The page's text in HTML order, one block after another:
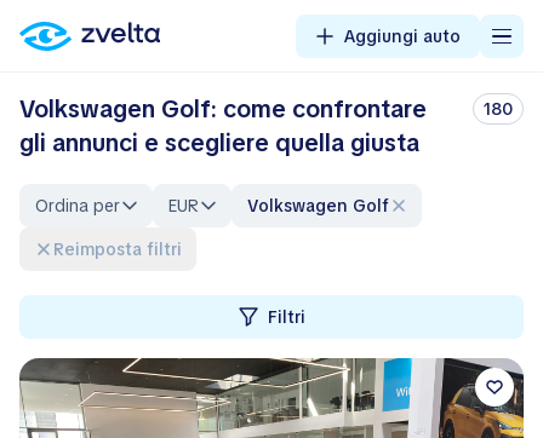
Aggiungi auto
Volkswagen Golf: come confrontare
gli annunci e scegliere quella giusta
180
Ordina per EUR
Volkswagen Golf
Reimposta filtri
Filtri